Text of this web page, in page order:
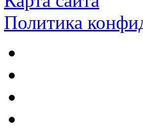
Политика